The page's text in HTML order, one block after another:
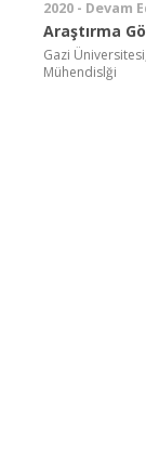
2020 - Devam
Araştırma
Gazi
Mühendislği